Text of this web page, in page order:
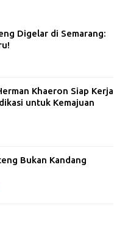
Digelar di Semarang:
Khaeron Siap Kerja
untuk Kemajuan
Bukan Kandang